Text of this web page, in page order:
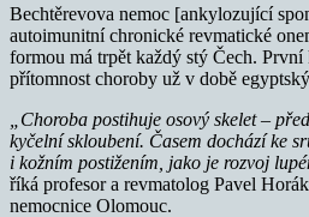
Bechtěrevova nemoc [ankylozující
autoimunitní chronické revmatické
formou má trpět každý stý Čech.
přítomnost choroby už v době
„Choroba postihuje osový skelet –
kyčelní skloubení. Časem dochází ke
i kožním postižením, jako je rozvoj
říká profesor a revmatolog Pavel
nemocnice Olomouc.